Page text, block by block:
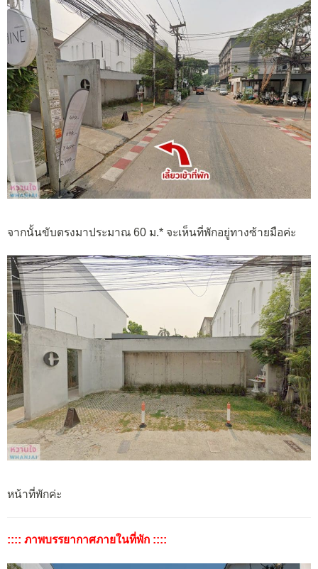
จากนั้นขับตรงมาประมาณ 60 ม.* จะเห็นที่พักอยู่ทางซ้ายมือค่ะ
หน้าที่พักค่ะ
:::: ภาพบรรยากาศภายในที่พัก ::::